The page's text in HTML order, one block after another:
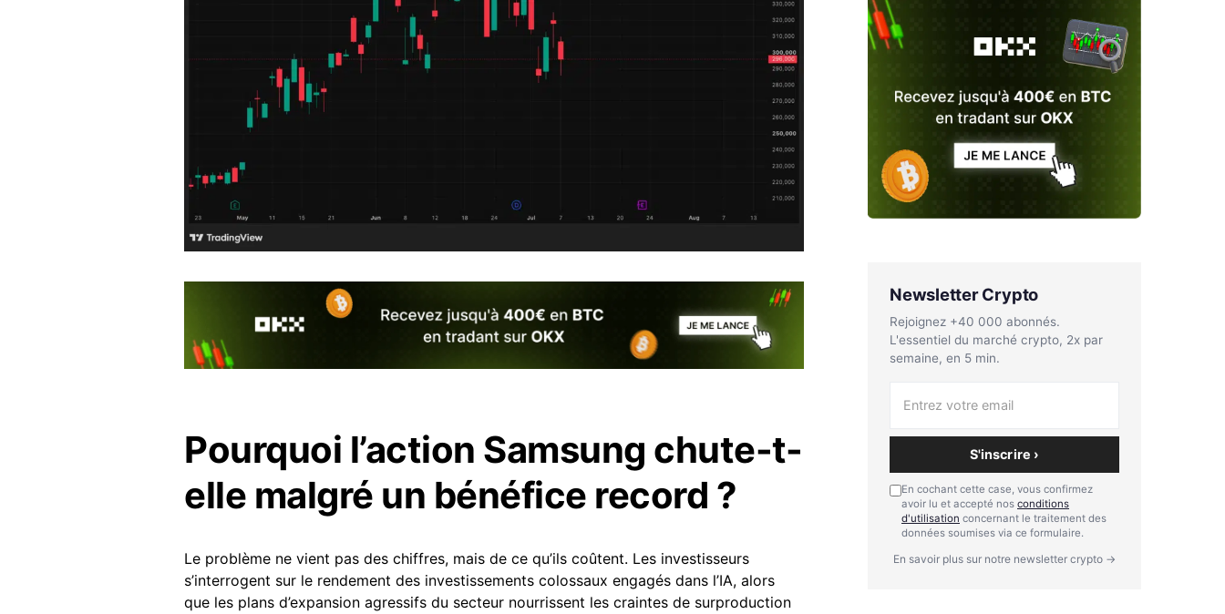
Pourquoi l’action Samsung chute-t-
elle malgré un bénéfice record ?
Le problème ne vient pas des chiffres, mais de ce qu’ils coûtent. Les investisseurs
s’interrogent sur le rendement des investissements colossaux engagés dans l’IA, alors
que les plans d’expansion agressifs du secteur nourrissent les craintes de surproduction
Newsletter Crypto
Rejoignez +40 000 abonnés.
L'essentiel du marché crypto, 2x par
semaine, en 5 min.
S'inscrire ›
En cochant cette case, vous confirmez
avoir lu et accepté nos conditions
d'utilisation concernant le traitement des
données soumises via ce formulaire.
En savoir plus sur notre newsletter crypto →